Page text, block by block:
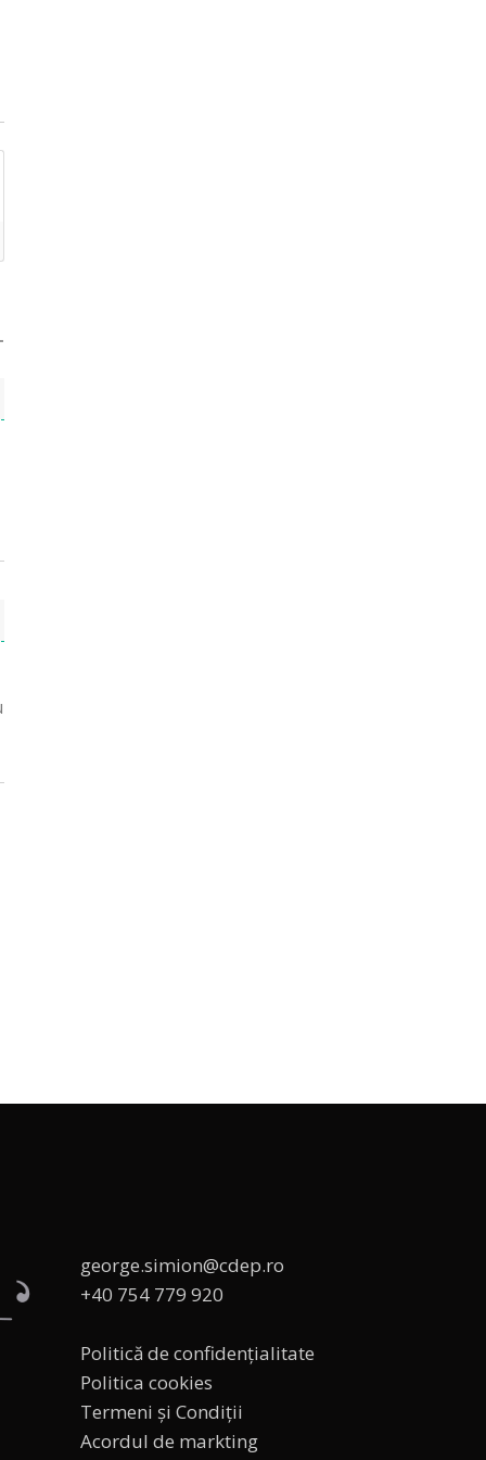
george.simion@cdep.ro
+40 754 779 920
Politică de confidențialitate
Politica cookies
Termeni și Condiții
Acordul de markting